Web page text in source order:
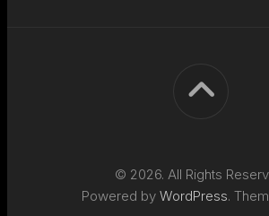
© 2026. All Rights
Powered by WordPress.